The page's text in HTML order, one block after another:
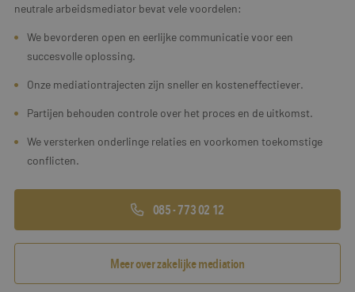
neutrale arbeidsmediator bevat vele voordelen:
We bevorderen open en eerlijke communicatie voor een
succesvolle oplossing.
Onze mediationtrajecten zijn sneller en kosteneffectiever.
Partijen behouden controle over het proces en de uitkomst.
We versterken onderlinge relaties en voorkomen toekomstige
conflicten.
085 - 773 02 12
Meer over zakelijke mediation